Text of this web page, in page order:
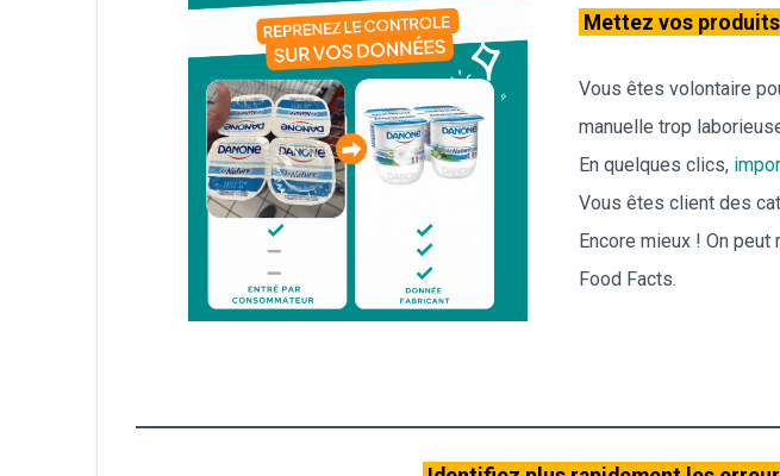
Mettez vos
Vous êtes volontaire
manuelle trop
En quelques clics,
Vous êtes client des
Encore mieux ! On
Food Facts.